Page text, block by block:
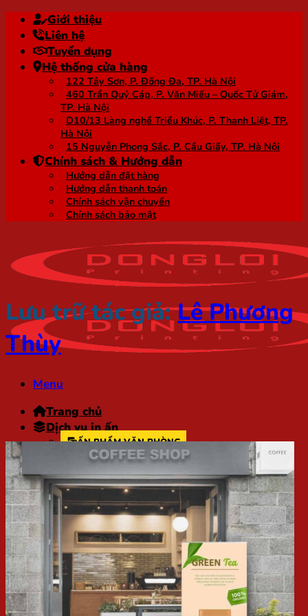
qua
nội
dung
Giới thiệu
Liên hệ
Tuyển dụng
Hệ thống cửa hàng
122 Tây Sơn, P. Đống Đa, TP. Hà Nội
460 Trần Quý Cáp, P. Văn Miếu – Quốc Tử Giám,
TP. Hà Nội
D10/13 Làng nghề Triều Khúc, P. Thanh Liệt, TP.
Hà Nội
15 Nguyễn Phong Sắc, P. Cầu Giấy, TP. Hà Nội
Chính sách & Hướng dẫn
Hướng dẫn đặt hàng
Hướng dẫn thanh toán
Chính sách vận chuyển
Chính sách bảo mật
Menu
Trang chủ
Dịch vụ in ấn
ẤN PHẨM VĂN PHÒNG
In Card Visit
In Kẹp File
In Phong Bì
In Tiêu Đề Thư
In Thẻ Nhựa
In Giấy Khen – Bằng Khen
In bộ nhận diện thương hiệu
In Hồ sơ kiến trúc
In Hồ sơ năng lực
In Tài liệu
In Sách
ẤN PHẨM TIẾP THỊ
In Catalogue
Lưu trữ tác giả:Lê Phương
Thùy